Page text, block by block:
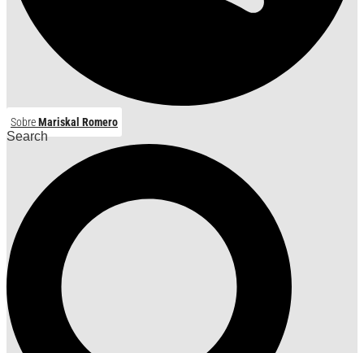
SobreMariskal Romero
Search